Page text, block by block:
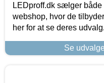
LEDproff.dk sælger
webshop, hvor de
her for at se deres udvalg.
Se